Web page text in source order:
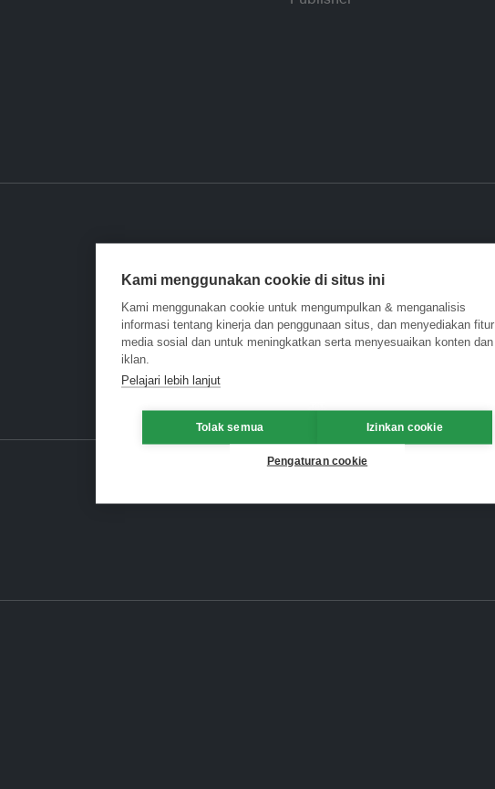
Kami menggunakan cookie di situs ini
Kami menggunakan cookie untuk mengumpulkan & menganalisis
informasi tentang kinerja dan penggunaan situs, dan menyediakan fitur
media sosial dan untuk meningkatkan serta menyesuaikan konten dan
iklan.
Pelajari lebih lanjut
Tolak semua Izinkan cookie
Pengaturan cookie